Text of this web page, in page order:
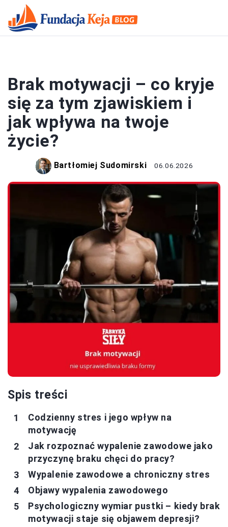
Brak motywacji – co kryje
się za tym zjawiskiem i
jak wpływa na twoje
życie?
Bartłomiej Sudomirski 06.06.2026
Spis treści
Codzienny stres i jego wpływ na
motywację
Jak rozpoznać wypalenie zawodowe jako
przyczynę braku chęci do pracy?
Wypalenie zawodowe a chroniczny stres
Objawy wypalenia zawodowego
Psychologiczny wymiar pustki – kiedy brak
motywacji staje się objawem depresji?